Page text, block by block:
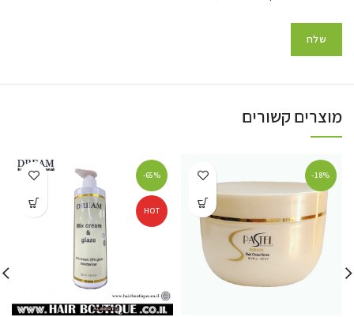
מוצרים קשורים
-18%
-65%
HOT